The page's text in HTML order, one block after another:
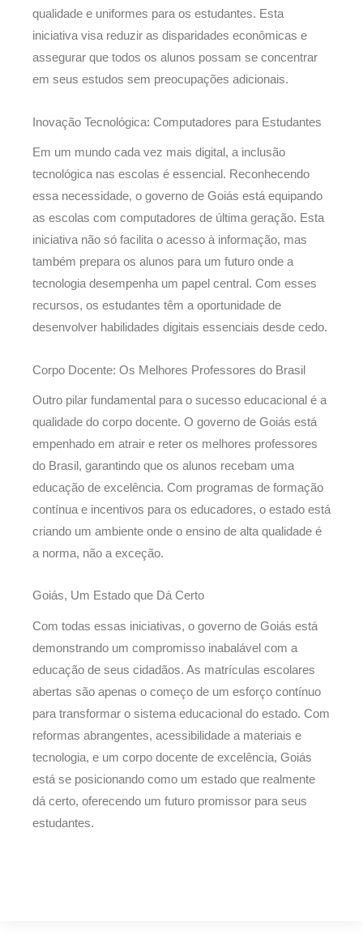
qualidade e uniformes para os estudantes. Esta
iniciativa visa reduzir as disparidades econômicas e
assegurar que todos os alunos possam se concentrar
em seus estudos sem preocupações adicionais.
Inovação Tecnológica: Computadores para Estudantes
Em um mundo cada vez mais digital, a inclusão
tecnológica nas escolas é essencial. Reconhecendo
essa necessidade, o governo de Goiás está equipando
as escolas com computadores de última geração. Esta
iniciativa não só facilita o acesso à informação, mas
também prepara os alunos para um futuro onde a
tecnologia desempenha um papel central. Com esses
recursos, os estudantes têm a oportunidade de
desenvolver habilidades digitais essenciais desde cedo.
Corpo Docente: Os Melhores Professores do Brasil
Outro pilar fundamental para o sucesso educacional é a
qualidade do corpo docente. O governo de Goiás está
empenhado em atrair e reter os melhores professores
do Brasil, garantindo que os alunos recebam uma
educação de excelência. Com programas de formação
contínua e incentivos para os educadores, o estado está
criando um ambiente onde o ensino de alta qualidade é
a norma, não a exceção.
Goiás, Um Estado que Dá Certo
Com todas essas iniciativas, o governo de Goiás está
demonstrando um compromisso inabalável com a
educação de seus cidadãos. As matrículas escolares
abertas são apenas o começo de um esforço contínuo
para transformar o sistema educacional do estado. Com
reformas abrangentes, acessibilidade a materiais e
tecnologia, e um corpo docente de excelência, Goiás
está se posicionando como um estado que realmente
dá certo, oferecendo um futuro promissor para seus
estudantes.